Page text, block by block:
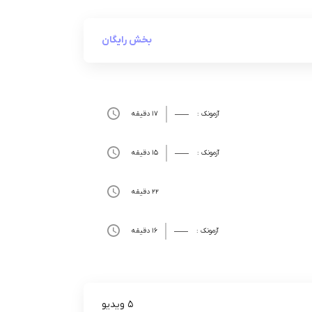
بخش رایگان
آزمونک : 17 دقیقه
آزمونک : 15 دقیقه
22 دقیقه
آزمونک : 16 دقیقه
5 ویدیو